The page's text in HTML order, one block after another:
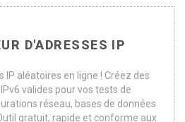
D'ADRESSES IP
IP aléatoires en ligne ! Créez des
valides pour vos tests de
réseau, bases de données
gratuit, rapide et conforme aux